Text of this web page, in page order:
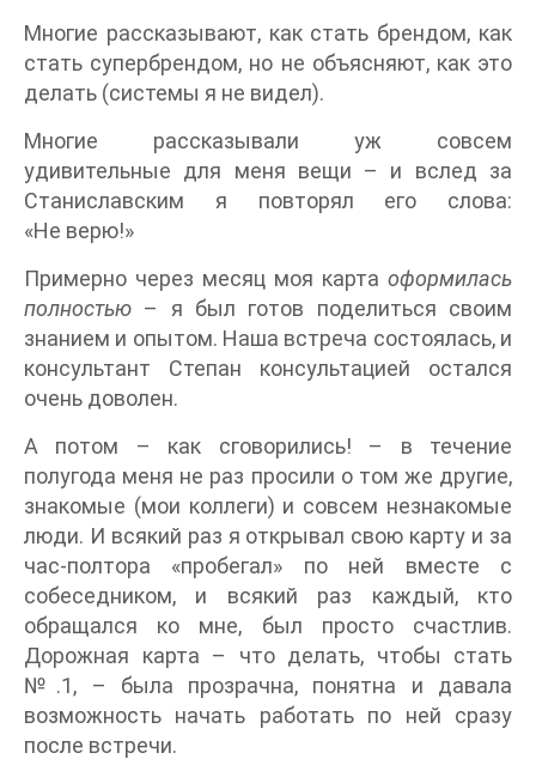
Многие рассказывают, как стать брендом, как
стать супербрендом, но не объясняют, как это
делать (системы я не видел).
Многие рассказывали уж совсем
удивительные для меня вещи – и вслед за
Станиславским я повторял его слова:
«Не верю!»
Примерно через месяц моя карта оформилась
полностью – я был готов поделиться своим
знанием и опытом. Наша встреча состоялась, и
консультант Степан консультацией остался
очень доволен.
А потом – как сговорились! – в течение
полугода меня не раз просили о том же другие,
знакомые (мои коллеги) и совсем незнакомые
люди. И всякий раз я открывал свою карту и за
час-полтора «пробегал» по ней вместе с
собеседником, и всякий раз каждый, кто
обращался ко мне, был просто счастлив.
Дорожная карта – что делать, чтобы стать
№.1, – была прозрачна, понятна и давала
возможность начать работать по ней сразу
после встречи.